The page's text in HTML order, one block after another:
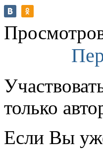
только
Если Вы